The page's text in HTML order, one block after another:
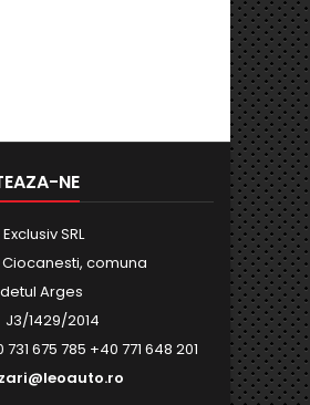
NE
SRL
Ciocanesti, comuna
Arges
J3/1429/2014
731 675 785 +40 771 648 201